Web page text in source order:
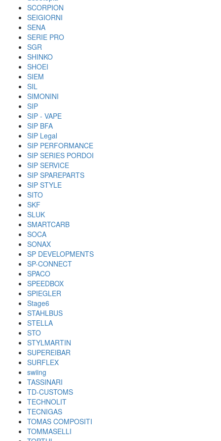
SCORPION
SEIGIORNI
SENA
SERIE PRO
SGR
SHINKO
SHOEI
SIEM
SIL
SIMONINI
SIP
SIP - VAPE
SIP BFA
SIP Legal
SIP PERFORMANCE
SIP SERIES PORDOI
SIP SERVICE
SIP SPAREPARTS
SIP STYLE
SITO
SKF
SLUK
SMARTCARB
SOCA
SONAX
SP DEVELOPMENTS
SP-CONNECT
SPACO
SPEEDBOX
SPIEGLER
Stage6
STAHLBUS
STELLA
STO
STYLMARTIN
SUPEREIBAR
SURFLEX
swiing
TASSINARI
TD-CUSTOMS
TECHNOLIT
TECNIGAS
TOMAS COMPOSITI
TOMMASELLI